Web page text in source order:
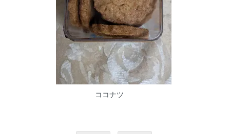
ココナツ